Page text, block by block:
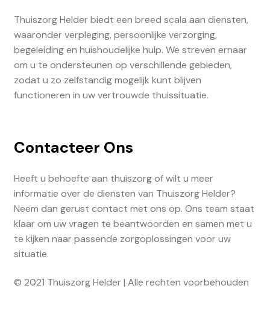
Thuiszorg Helder biedt een breed scala aan diensten,
waaronder verpleging, persoonlijke verzorging,
begeleiding en huishoudelijke hulp. We streven ernaar
om u te ondersteunen op verschillende gebieden,
zodat u zo zelfstandig mogelijk kunt blijven
functioneren in uw vertrouwde thuissituatie.
Contacteer Ons
Heeft u behoefte aan thuiszorg of wilt u meer
informatie over de diensten van Thuiszorg Helder?
Neem dan gerust contact met ons op. Ons team staat
klaar om uw vragen te beantwoorden en samen met u
te kijken naar passende zorgoplossingen voor uw
situatie.
© 2021 Thuiszorg Helder | Alle rechten voorbehouden